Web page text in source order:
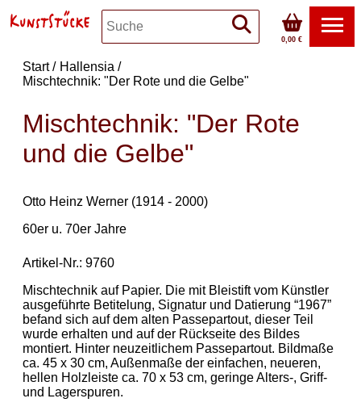
0,00 €
Start
Hallensia
Mischtechnik: "Der Rote und die Gelbe"
Mischtechnik: "Der Rote
und die Gelbe"
Otto Heinz Werner (1914 - 2000)
60er u. 70er Jahre
Artikel-Nr.: 9760
Mischtechnik auf Papier. Die mit Bleistift vom Künstler
ausgeführte Betitelung, Signatur und Datierung “1967”
befand sich auf dem alten Passepartout, dieser Teil
wurde erhalten und auf der Rückseite des Bildes
montiert. Hinter neuzeitlichem Passepartout. Bildmaße
ca. 45 x 30 cm, Außenmaße der einfachen, neueren,
hellen Holzleiste ca. 70 x 53 cm, geringe Alters-, Griff-
und Lagerspuren.